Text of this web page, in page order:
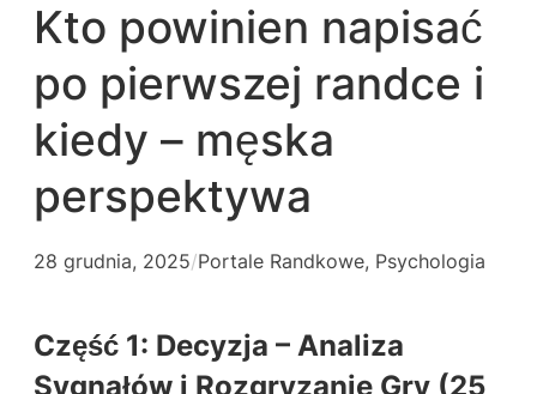
Kto powinien napisać
po pierwszej randce i
kiedy – męska
perspektywa
28 grudnia, 2025/Portale Randkowe, Psychologia
Część 1: Decyzja – Analiza
Sygnałów i Rozgryzanie Gry (25